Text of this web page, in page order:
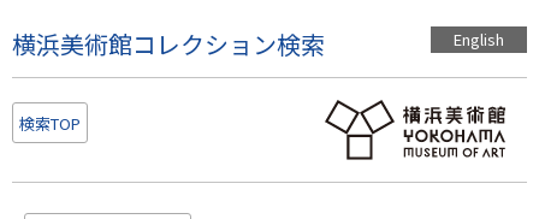
の
ペ
ー
本
横浜美術館コレクション検索 English
検索TOP